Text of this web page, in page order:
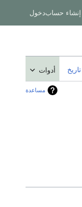
إنشاء حسابدخول
تاريخ أدوات
مساعدة